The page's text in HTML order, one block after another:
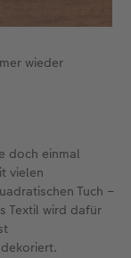
wieder
doch einmal
vielen
Tuch –
Textil wird dafür